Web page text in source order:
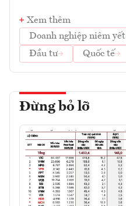
Xem thêm
Doanh nghiệp niêm yết
Đầu tư
Quốc tế
Đừng bỏ lỡ